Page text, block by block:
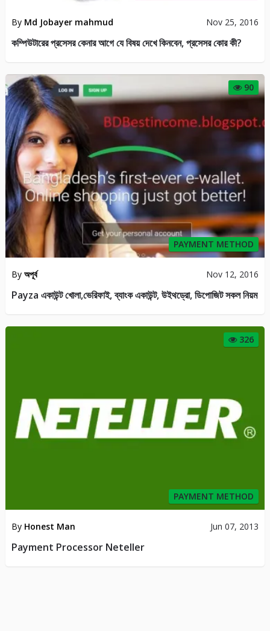
By Md Jobayer mahmud Nov 25, 2016
কম্পিউটারের প্রসেসর কেনার আগে যে বিষয় দেখে কিনবেন, প্রসেসর কোর কী?
90
PAYMENT METHOD
By অপূর্ব Nov 12, 2016
Payza একাউন্ট খোলা,ভেরিফাই, ব্যাংক একাউন্ট, উইথড্রো, ডিপোজিট সকল নিয়ম
326
PAYMENT METHOD
By Honest Man Jun 07, 2013
Payment Processor Neteller